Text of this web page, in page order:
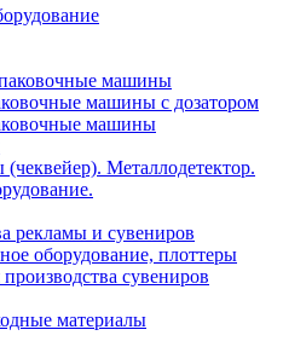
машины
машины с дозатором
машины
Металлодетектор.
рекламы и сувениров
оборудование, плоттеры
сувениров
материалы